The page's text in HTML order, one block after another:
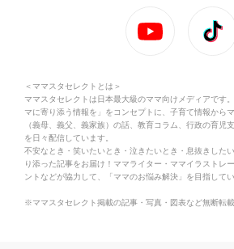
＜ママスタセレクトとは＞
ママスタセレクトは日本最大級のママ向けメディアです
マに寄り添う情報を」をコンセプトに、子育て情報から
（義母、義父、義家族）の話、教育コラム、行政の育児
を日々配信しています。
不安なとき・笑いたいとき・泣きたいとき・息抜きした
り添った記事をお届け！ママライター・ママイラストレ
ントなどが協力して、「ママのお悩み解決」を目指してい
※ママスタセレクト掲載の記事・写真・図表など無断転載